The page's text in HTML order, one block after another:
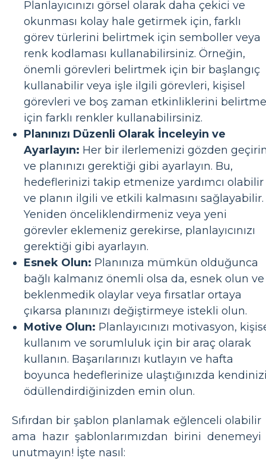
Planlayıcınızı görsel olarak daha çekici ve
okunması kolay hale getirmek için, farklı
görev türlerini belirtmek için semboller veya
renk kodlaması kullanabilirsiniz. Örneğin,
önemli görevleri belirtmek için bir başlangıç
kullanabilir veya işle ilgili görevleri, kişisel
görevleri ve boş zaman etkinliklerini
için farklı renkler kullanabilirsiniz.
Planınızı Düzenli Olarak İnceleyin ve
Ayarlayın: Her bir ilerlemenizi gözden
ve planınızı gerektiği gibi ayarlayın. Bu,
hedeflerinizi takip etmenize yardımcı olabilir
ve planın ilgili ve etkili kalmasını sağlayabilir.
Yeniden önceliklendirmeniz veya yeni
görevler eklemeniz gerekirse, planlayıcınızı
gerektiği gibi ayarlayın.
Esnek Olun: Planınıza mümkün olduğunca
bağlı kalmanız önemli olsa da, esnek olun ve
beklenmedik olaylar veya fırsatlar ortaya
çıkarsa planınızı değiştirmeye istekli olun.
Motive Olun: Planlayıcınızı motivasyon,
kullanım ve sorumluluk için bir araç olarak
kullanın. Başarılarınızı kutlayın ve hafta
boyunca hedeflerinize ulaştığınızda
ödüllendirdiğinizden emin olun.
Sıfırdan bir şablon planlamak eğlenceli olabilir
ama hazır şablonlarımızdan birini denemeyi
unutmayın! İşte nasıl: